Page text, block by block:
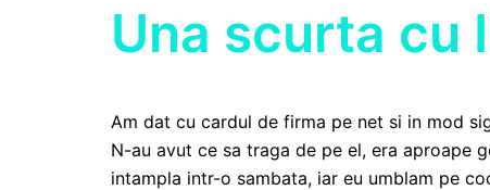
Una scurta cu
Am dat cu cardul de firma pe net si in mod
N-au avut ce sa traga de pe el, era aproape
intampla intr-o sambata, iar eu umblam pe